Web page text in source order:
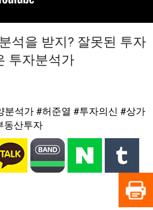
석을 받지? 잘못된 투자
투자분석가
석가 #허준열 #투자의신 #상가
동산투자